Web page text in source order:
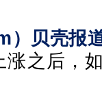
）贝壳报
之后，